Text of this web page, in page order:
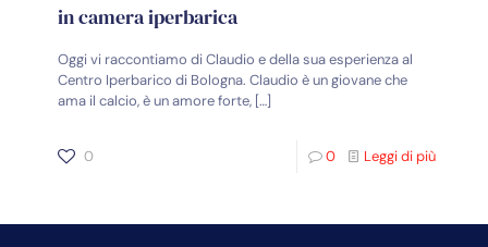
in camera iperbarica
Oggi vi raccontiamo di Claudio e della sua esperienza al
Centro Iperbarico di Bologna. Claudio è un giovane che
ama il calcio, è un amore forte, […]
0 0 Leggi di più